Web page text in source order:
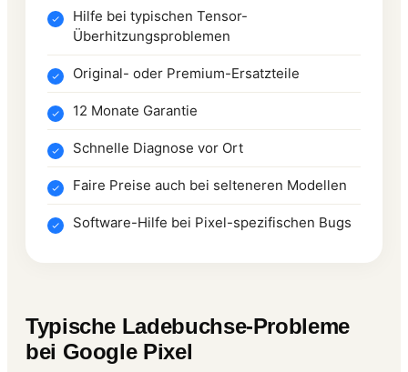
Hilfe bei typischen Tensor-
Überhitzungsproblemen
Original- oder Premium-Ersatzteile
12 Monate Garantie
Schnelle Diagnose vor Ort
Faire Preise auch bei selteneren Modellen
Software-Hilfe bei Pixel-spezifischen Bugs
Typische Ladebuchse-Probleme
bei Google Pixel